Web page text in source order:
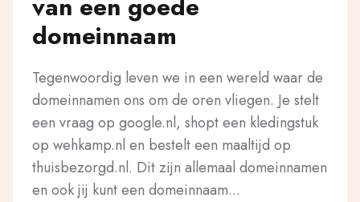
van een goede
domeinnaam
Tegenwoordig leven we in een wereld waar de
domeinnamen ons om de oren vliegen. Je stelt
een vraag op google.nl, shopt een kledingstuk
op wehkamp.nl en bestelt een maaltijd op
thuisbezorgd.nl. Dit zijn allemaal domeinnamen
en ook jij kunt een domeinnaam...